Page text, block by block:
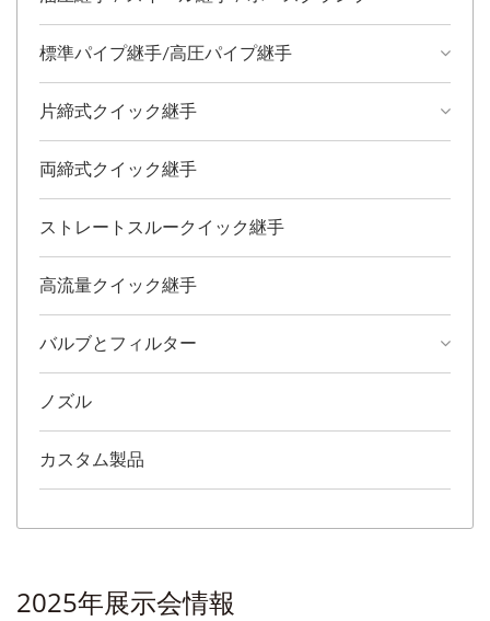
標準パイプ継手/高圧パイプ継手
片締式クイック継手
両締式クイック継手
ストレートスルークイック継手
高流量クイック継手
バルブとフィルター
ノズル
カスタム製品
2025年展示会情報